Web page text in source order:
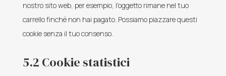
nostro sito web, per esempio, l'oggetto rimane nel tuo
carrello finché non hai pagato. Possiamo piazzare questi
cookie senza il tuo consenso.
5.2 Cookie statistici